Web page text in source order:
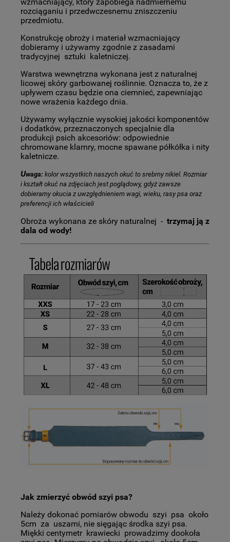
rozciąganiu i przedwczesnemu zniszczeniu
przedmiotu.
Konstrukcję obroży i materiał wzmacniający
dobieramy i używamy zgodnie z zasadami
tradycyjnej sztuki kaletniczej.
Warstwa wewnętrzna wykonana jest z naturalnej
licowej skóry garbowanej roślinnie. Oznacza to, że z
upływem czasu będzie ona ciemnieć, zapewniając
nowe wrażenia każdego dnia.
Używamy wyłącznie wysokiej jakości komponentów
i dodatków, przeznaczonych specjalnie dla
produkcji psich akcesoriów: odpowiednie
chromowane klamry, mocne spawane półkółka i nity
kaletnicze.
Uwaga: kolor wszystkich naszych okuć to srebrny nikiel. Rozmiar
i kształt okuć na zdjęciach jest poglądowy, gdyż zawsze
dobieramy okucia z uwzględnieniem wagi, wieku, rasy psa oraz
preferencji ich właścicieli
Obroża wykonana ze skóry naturalnej - trzymaj ją z
dala od wody!
Jak zmierzyć obwód szyi psa?
Należy dokonać pomiarów obwodu szyi psa około
5cm za uszami, nie sięgając środka szyi psa.
Miękki centymetr krawiecki prowadzimy dookoła